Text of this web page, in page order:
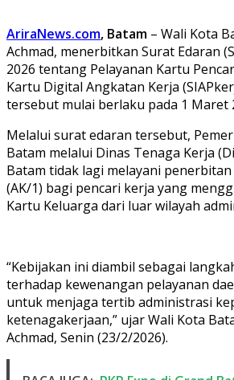
AriraNews.com, Batam – Wali Kota
Achmad, menerbitkan Surat Edaran
2026 tentang Pelayanan Kartu
Kartu Digital Angkatan Kerja
tersebut mulai berlaku pada 1 Maret
Melalui surat edaran tersebut,
Batam melalui Dinas Tenaga Kerja
Batam tidak lagi melayani
(AK/1) bagi pencari kerja yang
Kartu Keluarga dari luar wilayah
“Kebijakan ini diambil sebagai
terhadap kewenangan pelayanan
untuk menjaga tertib administrasi
ketenagakerjaan,” ujar Wali Kota
Achmad, Senin (23/2/2026).